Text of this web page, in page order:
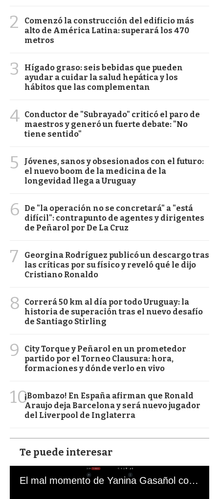
2
Comenzó la construcción del edificio más
alto de América Latina: superará los 470
metros
3
Hígado graso: seis bebidas que pueden
ayudar a cuidar la salud hepática y los
hábitos que las complementan
4 Conductor de "Subrayado" criticó el paro de
maestros y generó un fuerte debate: "No
tiene sentido"
5
Jóvenes, sanos y obsesionados con el futuro:
el nuevo boom de la medicina de la
longevidad llega a Uruguay
6
De "la operación no se concretará" a "está
difícil": contrapunto de agentes y dirigentes
de Peñarol por De La Cruz
7
Georgina Rodríguez publicó un descargo tras
las críticas por su físico y reveló qué le dijo
Cristiano Ronaldo
8
Correrá 50 km al día por todo Uruguay: la
historia de superación tras el nuevo desafío
de Santiago Stirling
9
City Torque y Peñarol en un prometedor
partido por el Torneo Clausura: hora,
formaciones y dónde verlo en vivo
10¡Bombazo! En España afirman que Ronald
Araujo deja Barcelona y será nuevo jugador
del Liverpool de Inglaterra
Te puede interesar
El mal momento de Yanina Gasañol con un hincha argentino en "Subrayado"